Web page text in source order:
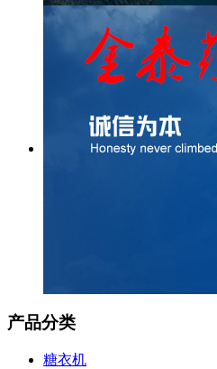
产品分类
糖衣机